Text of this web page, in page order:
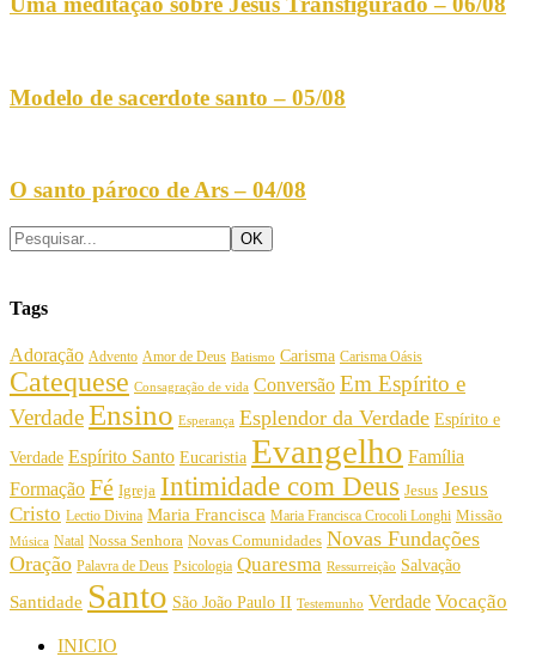
Modelo de sacerdote santo – 05/08
O santo pároco de Ars – 04/08
Tags
Adoração Advento Amor de Deus Batismo Carisma Carisma Oásis
Catequese Consagração de vida Conversão Em Espírito e
VerdadeEnsino Esperança Esplendor da Verdade Espírito e
Verdade Espírito Santo Eucaristia Evangelho Família
Formação Fé Igreja Intimidade com Deus Jesus Jesus
Cristo Lectio Divina Maria Francisca Maria Francisca Crocoli Longhi Missão
Música Natal Nossa Senhora Novas Comunidades Novas Fundações
Oração Palavra de Deus Psicologia Quaresma Ressurreição Salvação
Santidade Santo São João Paulo II Testemunho Verdade Vocação
INICIO